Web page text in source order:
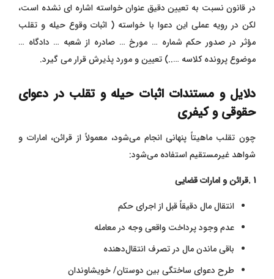
در قانون نسبت به تعیین دقیق عنوان خواسته اشاره ای نشده است،
لکن در رویه عملی این دعوا با خواسته ( اثبات وقوع حیله و تقلب
مؤثر در صدور حکم شماره … مورخ … صادره از شعبه … دادگاه …
موضوع پرونده کلاسه …..) تعیین و مورد پذیرش قرار می گیرد.
دلایل و مستندات اثبات حیله و تقلب در دعوای
حقوقی و کیفری
چون تقلب ماهیتاً پنهانی انجام می‌شود، معمولاً از قرائن، امارات و
شواهد غیرمستقیم استفاده می‌شود:
1 .قرائن و امارات قضایی
انتقال مال دقیقاً قبل از اجرای حکم
عدم وجود پرداخت واقعی وجه در معامله
باقی ماندن مال در تصرف انتقال‌دهنده
طرح دعوای ساختگی بین دوستان/ خویشاوندان